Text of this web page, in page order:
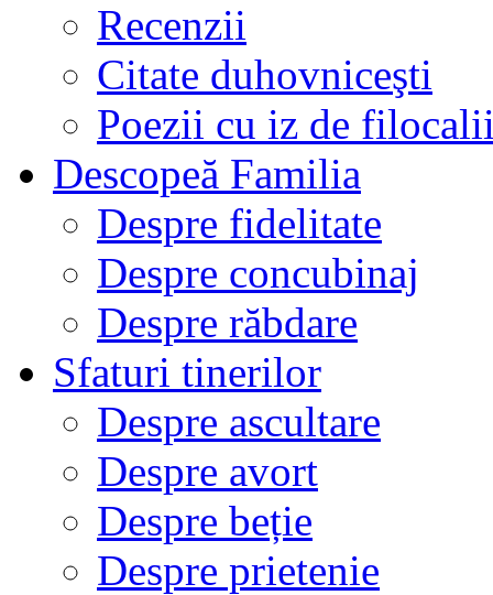
Recenzii
Citate duhovniceşti
Poezii cu iz de
Descopeă Familia
Despre fidelitate
Despre concubinaj
Despre răbdare
Sfaturi tinerilor
Despre ascultare
Despre avort
Despre beție
Despre prietenie